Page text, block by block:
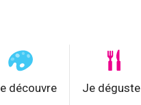
découvre Je déguste